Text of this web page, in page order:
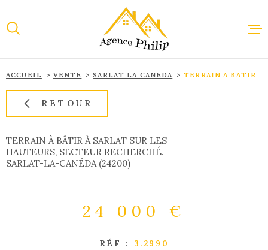
la
au
menu
au
contenu
ACCUEIL VENTE SARLAT LA CANEDA TERRAIN A BATIR
RETOUR
TERRAIN À BÂTIR À SARLAT SUR LES
HAUTEURS, SECTEUR RECHERCHÉ.
SARLAT-LA-CANÉDA (24200)
24 000 €
RÉF : 3.2990